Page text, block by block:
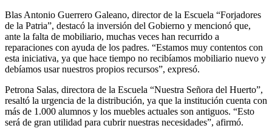
Blas Antonio Guerrero Galeano, director de la Escuela “Forjadores
de la Patria”, destacó la inversión del Gobierno y mencionó que,
ante la falta de mobiliario, muchas veces han recurrido a
reparaciones con ayuda de los padres. “Estamos muy contentos con
esta iniciativa, ya que hace tiempo no recibíamos mobiliario nuevo y
debíamos usar nuestros propios recursos”, expresó.
Petrona Salas, directora de la Escuela “Nuestra Señora del Huerto”,
resaltó la urgencia de la distribución, ya que la institución cuenta con
más de 1.000 alumnos y los muebles actuales son antiguos. “Esto
será de gran utilidad para cubrir nuestras necesidades”, afirmó.